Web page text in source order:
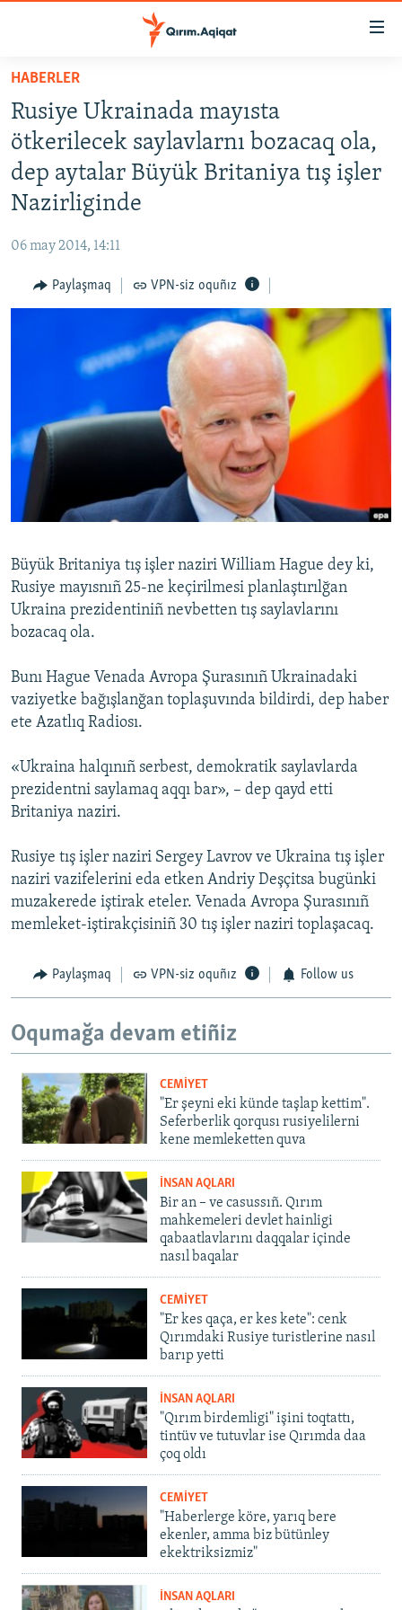
Esas
qaytmaq
Baş
navigatsiyağa
qaytmaq
Qıdıruvğa
SİYASET
İQTİSADİYAT
CEMİYET
İNSAN AQLARI
VİDEO
Русский
Українською
QOŞULIÑIZ!
RFE/RS bütün saytları
HABERLER
Rusiye Ukrainada mayısta
ötkerilecek saylavlarnı bozacaq ola,
dep aytalar Büyük Britaniya tış işler
Nazirliginde
06 may 2014, 14:11
Paylaşmaq VPN-siz oquñız
Büyük Britaniya tış işler naziri William Hague dey ki,
Rusiye mayısnıñ 25-ne keçirilmesi planlaştırılğan
Ukraina prezidentiniñ nevbetten tış saylavlarını
bozacaq ola.
Bunı Hague Venada Avropa Şurasınıñ Ukrainadaki
vaziyetke bağışlanğan toplaşuvında bildirdi, dep haber
ete Azatlıq Radiosı.
«Ukraina halqınıñ serbest, demokratik saylavlarda
prezidentni saylamaq aqqı bar», – dep qayd etti
Britaniya naziri.
Rusiye tış işler naziri Sergey Lavrov ve Ukraina tış işler
naziri vazifelerini eda etken Andriy Deşçitsa bugünki
muzakerede iştirak eteler. Venada Avropa Şurasınıñ
memleket-iştirakçisiniñ 30 tış işler naziri toplaşacaq.
Paylaşmaq VPN-siz oquñız Follow us
Oqumağa devam etiñiz
CEMİYET
"Er şeyni eki künde taşlap kettim".
Seferberlik qorqusı rusiyelilerni
kene memleketten quva
İNSAN AQLARI
Bir an – ve casussıñ. Qırım
mahkemeleri devlet hainligi
qabaatlavlarını daqqalar içinde
nasıl baqalar
CEMİYET
"Er kes qaça, er kes kete": cenk
Qırımdaki Rusiye turistlerine nasıl
barıp yetti
İNSAN AQLARI
"Qırım birdemligi" işini toqtattı,
tintüv ve tutuvlar ise Qırımda daa
çoq oldı
CEMİYET
"Haberlerge köre, yarıq bere
ekenler, amma biz bütünley
ekektriksizmiz"
İNSAN AQLARI